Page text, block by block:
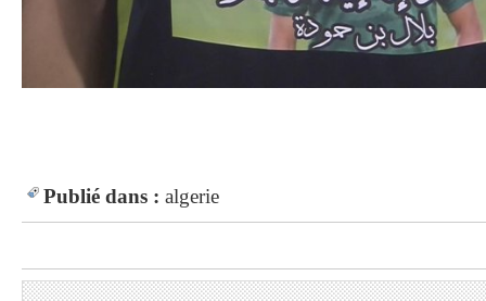
Publié dans : algerie